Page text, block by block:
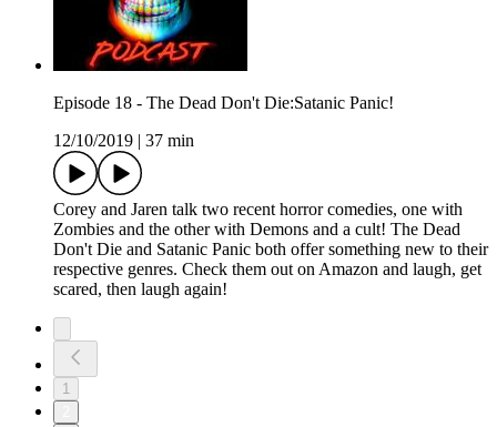
Episode 18 - The Dead Don't Die:Satanic Panic!
12/10/2019
37 min
Corey and Jaren talk two recent horror comedies, one with
Zombies and the other with Demons and a cult! The Dead
Don't Die and Satanic Panic both offer something new to their
respective genres. Check them out on Amazon and laugh, get
scared, then laugh again!
1